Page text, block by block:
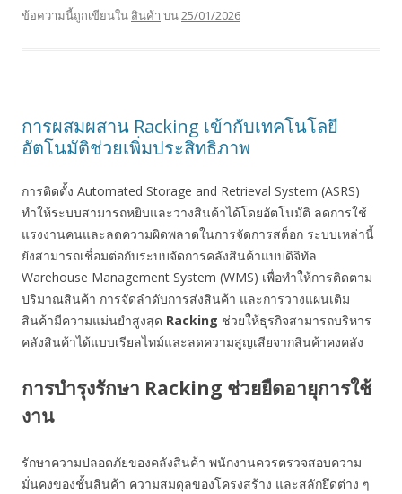
ข้อความนี้ถูกเขียนใน สินค้า บน25/01/2026
การผสมผสาน Racking เข้ากับเทคโนโลยี
อัตโนมัติช่วยเพิ่มประสิทธิภาพ
การติดตั้ง Automated Storage and Retrieval System (ASRS)
ทำให้ระบบสามารถหยิบและวางสินค้าได้โดยอัตโนมัติ ลดการใช้
แรงงานคนและลดความผิดพลาดในการจัดการสต็อก ระบบเหล่านี้
ยังสามารถเชื่อมต่อกับระบบจัดการคลังสินค้าแบบดิจิทัล
Warehouse Management System (WMS) เพื่อทำให้การติดตาม
ปริมาณสินค้า การจัดลำดับการส่งสินค้า และการวางแผนเติม
สินค้ามีความแม่นยำสูงสุด Racking ช่วยให้ธุรกิจสามารถบริหาร
คลังสินค้าได้แบบเรียลไทม์และลดความสูญเสียจากสินค้าคงคลัง
การบำรุงรักษา Racking ช่วยยืดอายุการใช้
งาน
รักษาความปลอดภัยของคลังสินค้า พนักงานควรตรวจสอบความ
มั่นคงของชั้นสินค้า ความสมดุลของโครงสร้าง และสลักยึดต่าง ๆ